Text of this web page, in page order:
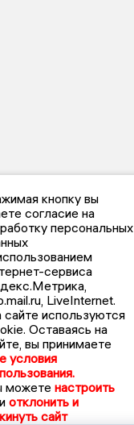
кнопку вы
согласие на
персональных
сервиса
LiveInternet.
сайте используются
Оставаясь на
вы принимаете
условия
можете настроить
отклонить и
сайт